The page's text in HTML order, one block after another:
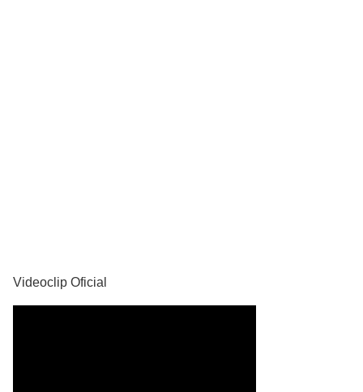
Videoclip Oficial